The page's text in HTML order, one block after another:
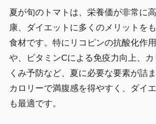
夏が旬のトマトは、栄養価が非常に
康、ダイエットに多くのメリットを
食材です。特にリコピンの抗酸化作
や、ビタミンCによる免疫力向上、
くみ予防など、夏に必要な要素が詰
カロリーで満腹感を得やすく、ダイ
も最適です。